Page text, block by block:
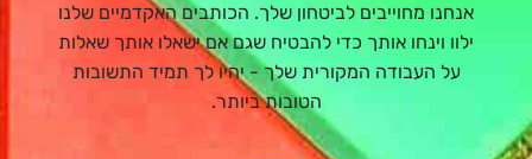
אנחנו מחוייבים לביטחון שלך. הכותבים האקדמיים שלנו
ילוו וינחו אותך כדי להבטיח שגם אם ישאלו אותך שאלות
על העבודה המקורית שלך - יהיו לך תמיד התשובות
הטובות ביותר.